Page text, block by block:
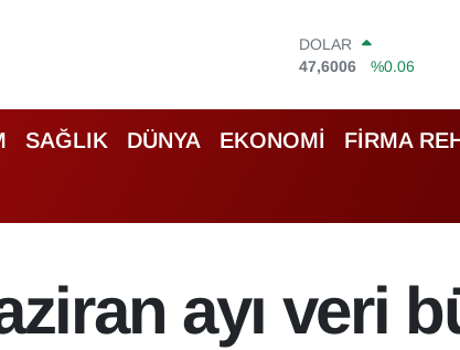
DOLAR
47,6006
%0.06
55,0250
%0.02
STERLİN
64,2398
%0.2
BİST100
%0.16
SAĞLIK DÜNYA EKONOMİ FİRMA
ayı veri